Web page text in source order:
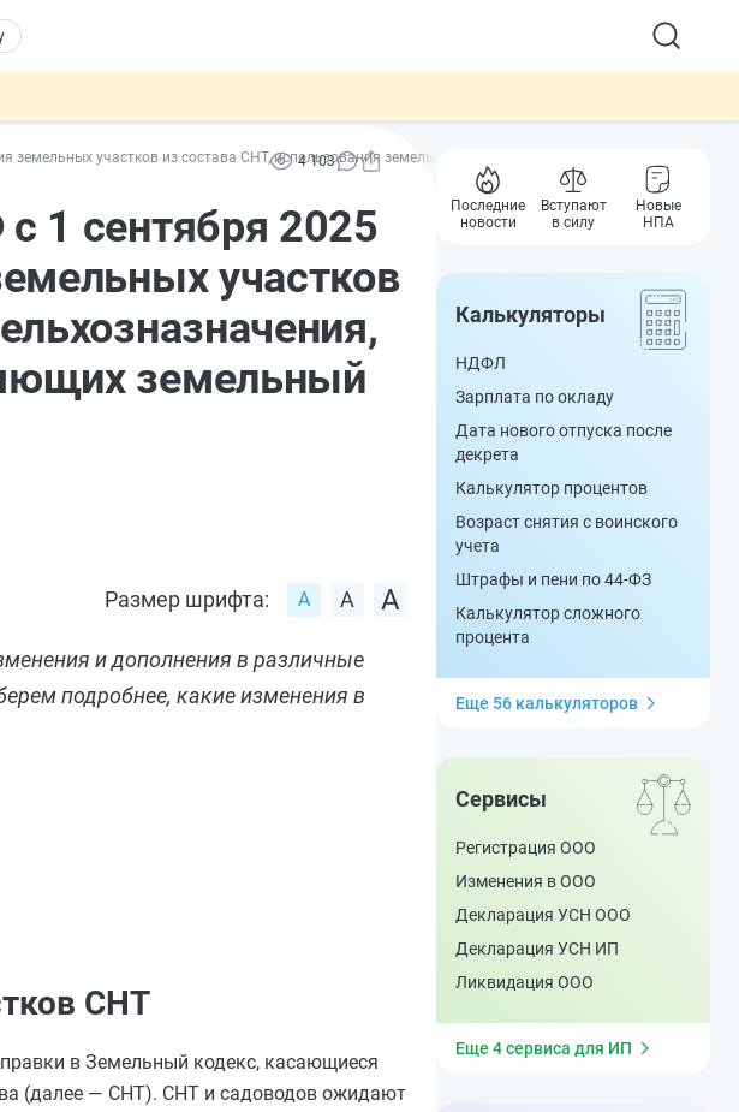
земельных участков из состава СНТ, использования земель сельхозназначения, расширен перечень
4 103
1 сентября 2025
участков
земельный
Размер шрифта:
и дополнения в различные
подробнее, какие изменения в
СНТ
в Земельный кодекс, касающиеся
(далее — СНТ). СНТ и садоводов ожидают
Последние
новости
Вступают
в силу
Новые
НПА
Калькуляторы
НДФЛ
Зарплата по окладу
Дата нового отпуска после
декрета
Калькулятор процентов
Возраст снятия с воинского
учета
Штрафы и пени по 44-ФЗ
Калькулятор сложного
процента
Еще 56 калькуляторов
Сервисы
Регистрация ООО
Изменения в ООО
Декларация УСН ООО
Декларация УСН ИП
Ликвидация ООО
Еще 4 сервиса для ИП